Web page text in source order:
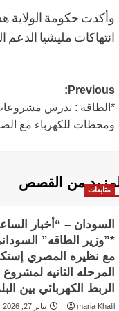
وأكدت حكومة الولاية
انتهاكات مليشيا الدعم
Post
navigation
Previous:
*الطاقه : ندرس مشروعات
ومحطات للكهرباء مع
من القصص متابعات
السودان – “أخبار
*”وزير الطاقه”
مع نظيره المصري
المرحله الثانيه
الربط الكهربائي بين
maria Khalil يناير 27, 2026